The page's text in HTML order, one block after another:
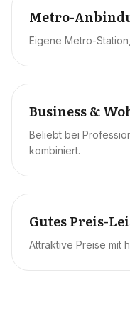
Metro-
Eigene Metro-
Business &
Beliebt bei
kombiniert.
Gutes Preis-
Attraktive Preise mit